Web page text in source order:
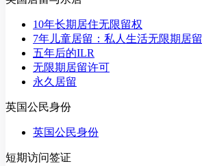
10年长期居住无限留权
7年儿童居留：私人生活无限期居留
五年后的ILR
无限期居留许可
永久居留
英国公民身份
英国公民身份
短期访问签证